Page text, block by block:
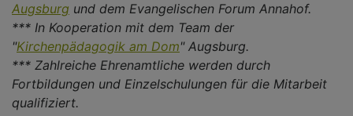
Augsburg und dem Evangelischen Forum Annahof.
*** In Kooperation mit dem Team der
"Kirchenpädagogik am Dom" Augsburg.
*** Zahlreiche Ehrenamtliche werden durch
Fortbildungen und Einzelschulungen für die Mitarbeit
qualifiziert.